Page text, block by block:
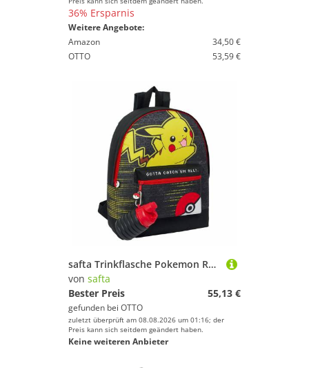
36% Ersparnis
Weitere Angebote:
Amazon
34,50 €
OTTO
53,59 €
safta Trinkflasche Pokemon Rucksack + Flasche 40cm
von safta
Bester Preis
55,13 €
gefunden bei OTTO
zuletzt überprüft am 08.08.2026 um 01:16; der
Preis kann sich seitdem geändert haben.
Keine weiteren Anbieter